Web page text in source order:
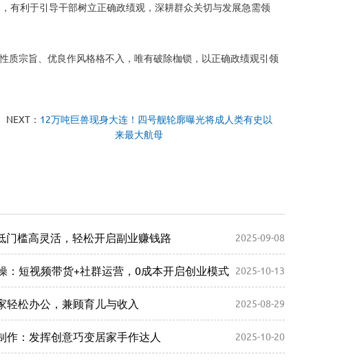
有利于引导干部树立正确政绩观，深耕群众关切与发展急需领
宗旨、优良作风格格不入，唯有破除枷锁，以正确政绩观引领
NEXT： 12万吨巨兽现身大连！四号舰轮廓曝光将成人类有史以
来最大航母
槛高灵活，轻松开启副业赚钱路 2025-09-08
：短视频带货+社群运营，0成本开启创业模式 2025-10-13
轻松办公，兼顾育儿与收入 2025-08-29
：发挥创意巧变居家手作达人 2025-10-20